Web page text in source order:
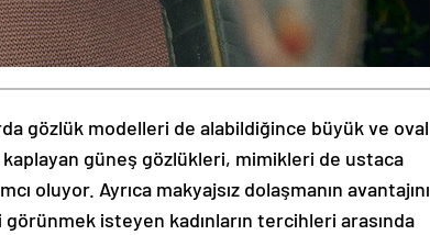
gözlük modelleri de alabildiğince büyük ve oval
güneş gözlükleri, mimikleri de ustaca
oluyor. Ayrıca makyajsız dolaşmanın avantajını
isteyen kadınların tercihleri arasında